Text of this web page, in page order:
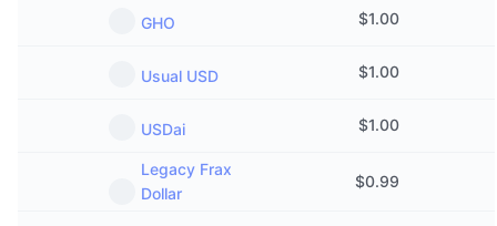
Vânzări viitoare
Prezentare generală
Lichidări
Rate de finanțare
Evenimentele Airdrop
Recompense sub formă de diamante
Învață și Câștigă
GHO $1.00
Usual USD $1.00
USDai $1.00
Legacy Frax
Dollar
$0.99